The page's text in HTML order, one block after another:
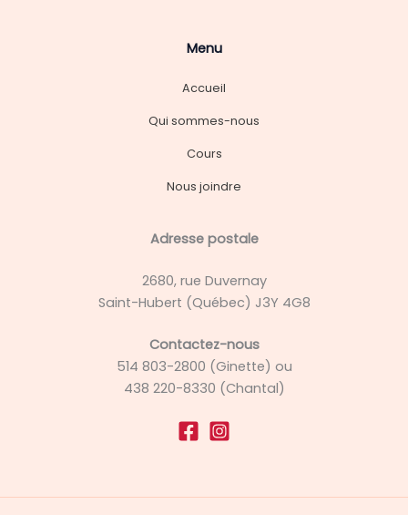
Menu
Accueil
Qui sommes-nous
Cours
Nous joindre
Adresse postale
2680, rue Duvernay
Saint-Hubert (Québec) J3Y 4G8
Contactez-nous
514 803-2800 (Ginette) ou
438 220-8330 (Chantal)